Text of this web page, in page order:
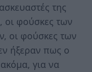
της
οι φούσκες των
οι φούσκες των
ήξεραν πως ο
για να